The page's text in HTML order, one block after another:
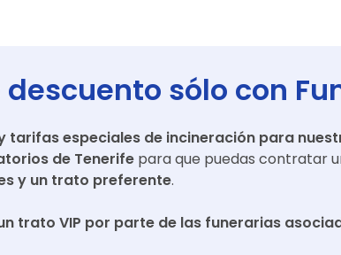
descuento sólo con
tarifas especiales de incineración para
de Tenerife para que puedas contratar
y un trato preferente.
trato VIP por parte de las funerarias